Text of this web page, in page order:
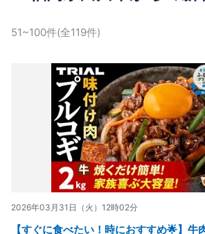
51~100件(全119件)
2026年03月31日（火）12時02分
【すぐに食べたい！時におすすめ🌟】牛